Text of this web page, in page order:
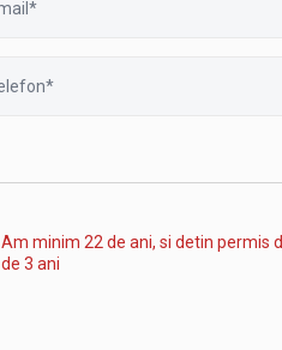
Am minim 22 de ani, si detin permis
de 3 ani